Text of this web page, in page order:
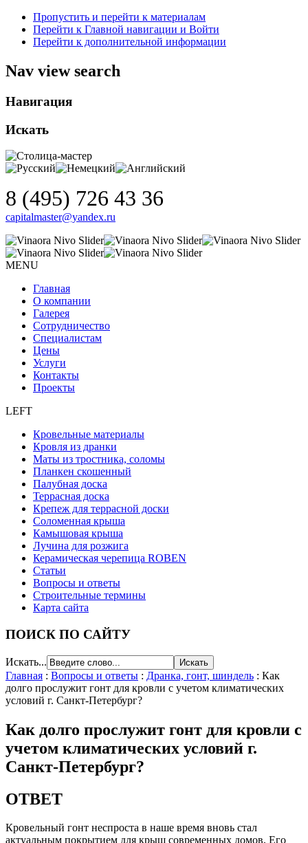
Пропустить и перейти к материалам
Перейти к Главной навигации и Войти
Перейти к дополнительной информации
Nav view search
Навигация
Искать
8 (495) 726 43 36
capitalmaster@yandex.ru
MENU
Главная
О компании
Галерея
Сотрудничество
Специалистам
Цены
Услуги
Контакты
Проекты
LEFT
Кровельные материалы
Кровля из дранки
Маты из тростника, соломы
Планкен скошенный
Палубная доска
Террасная доска
Крепеж для террасной доски
Соломенная крыша
Камышовая крыша
Лучина для розжига
Керамическая черепица ROBEN
Статьи
Вопросы и ответы
Строительные термины
Карта сайта
ПОИСК ПО САЙТУ
Искать...
Главная : Вопросы и ответы : Дранка, гонт, шиндель : Как
долго прослужит гонт для кровли с учетом климатических
условий г. Санкт-Петербург?
Как долго прослужит гонт для кровли с
учетом климатических условий г.
Санкт-Петербург?
ОТВЕТ
Кровельный гонт неспроста в наше время вновь стал
актуальным покрытием для крыш современных домов. Его